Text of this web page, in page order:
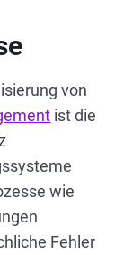
von
ist die
wie
Fehler